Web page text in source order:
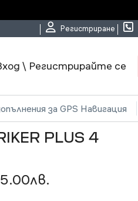
Регистриране
\ Регистрирайте се
за GPS Навигация
PLUS 4